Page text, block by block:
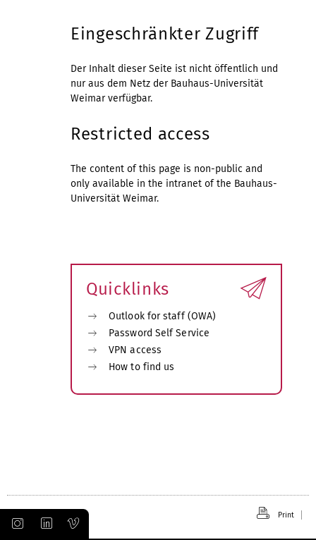
Eingeschränkter Zugriff
Der Inhalt dieser Seite ist nicht öffentlich und
nur aus dem Netz der Bauhaus-Universität
Weimar verfügbar.
Restricted access
The content of this page is non-public and
only available in the intranet of the Bauhaus-
Universität Weimar.
Quicklinks
Outlook for staff (OWA)
Password Self Service
VPN access
How to find us
Print